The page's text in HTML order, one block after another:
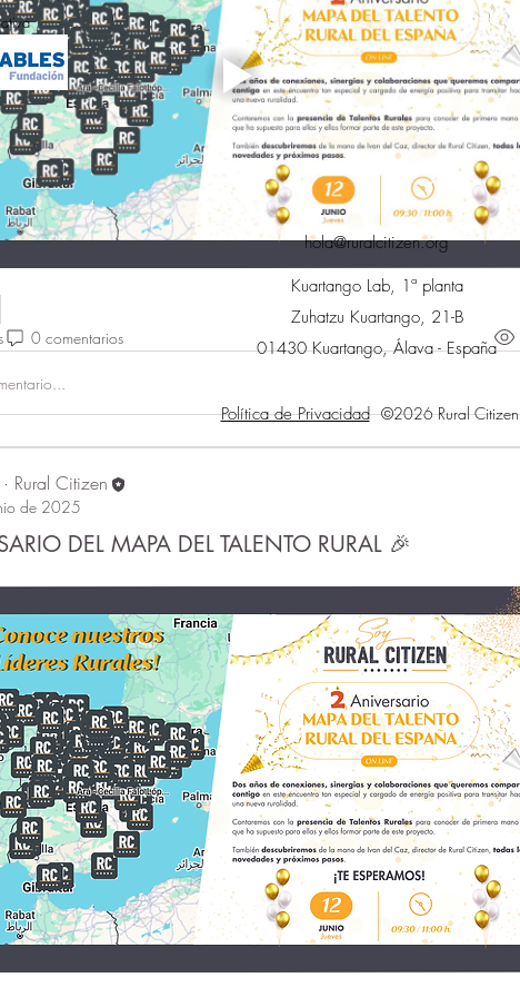
0 comentarios
· Rural Citizen
de 2025
DEL MAPA DEL TALENTO RURAL 🎉
hola@ruralcitizen.org
Kuartango Lab, 1ª planta
Zuhatzu Kuartango, 21-B
01430 Kuartango, Álava - España
Política de Privacidad ©2026 Rural Citizen